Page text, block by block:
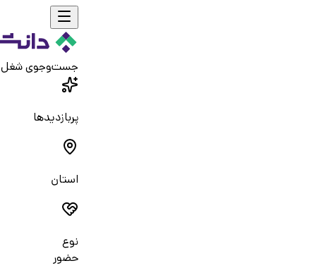
جست‌و‌جوی شغل
پربازدیدها
استان
نوع
حضور